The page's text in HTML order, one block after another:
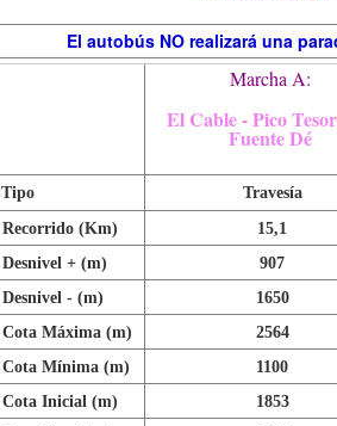
El autobús NO realizará una
Marcha A:
El Cable - Pico
Fuente Dé
Tipo Travesía
Recorrido (Km)
15,1
Desnivel + (m)
907
Desnivel - (m)
1650
Cota Máxima (m)
2564
Cota Mínima (m)
1100
Cota Inicial (m)
1853